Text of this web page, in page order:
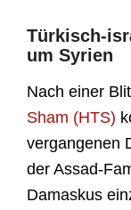
Türkisch-
um Syrien
Nach einer
Sham (HTS)
vergangenen
der Assad-
Damaskus